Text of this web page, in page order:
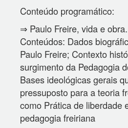
Conteúdo programático:
⇒ Paulo Freire, vida e obra.
Conteúdos: Dados
Paulo Freire; Contexto
surgimento da Pedagogia
Bases ideológicas gerais
pressuposto para a teoria
como Prática de liberdade
pedagogia freiriana